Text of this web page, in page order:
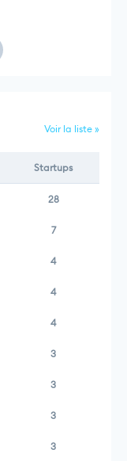
Voir la liste »
Startups
28
7
4
4
4
3
3
3
3